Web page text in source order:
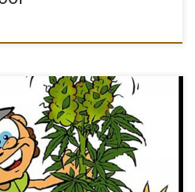
firmę Dutch Passion to